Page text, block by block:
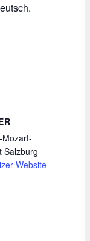
.
Salzburg
Website